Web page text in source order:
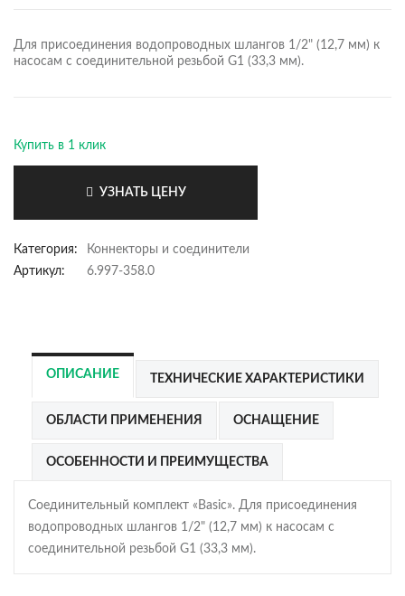
Для присоединения водопроводных шлангов 1/2" (12,7 мм) к
насосам с соединительной резьбой G1 (33,3 мм).
Купить в 1 клик
УЗНАТЬ ЦЕНУ
Категория:
Коннекторы и соединители
Артикул:
6.997-358.0
ОПИСАНИЕ ТЕХНИЧЕСКИЕ ХАРАКТЕРИСТИКИ
ОБЛАСТИ ПРИМЕНЕНИЯ ОСНАЩЕНИЕ
ОСОБЕННОСТИ И ПРЕИМУЩЕСТВА
Соединительный комплект «Basic». Для присоединения
водопроводных шлангов 1/2" (12,7 мм) к насосам с
соединительной резьбой G1 (33,3 мм).